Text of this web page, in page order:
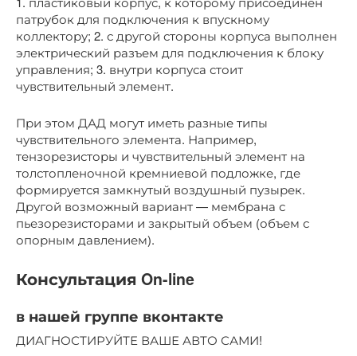
патрубок для подключения к впускному
коллектору; 2. с другой стороны корпуса выполнен
электрический разъем для подключения к блоку
управления; 3. внутри корпуса стоит
чувствительный элемент.
При этом ДАД могут иметь разные типы
чувствительного элемента. Например,
тензорезисторы и чувствительный элемент на
толстопленочной кремниевой подложке, где
формируется замкнутый воздушный пузырек.
Другой возможный вариант — мембрана с
пьезорезисторами и закрытый объем (объем с
опорным давлением).
Консультация On-line
в нашей группе вконтакте
ДИАГНОСТИРУЙТЕ ВАШЕ АВТО САМИ!